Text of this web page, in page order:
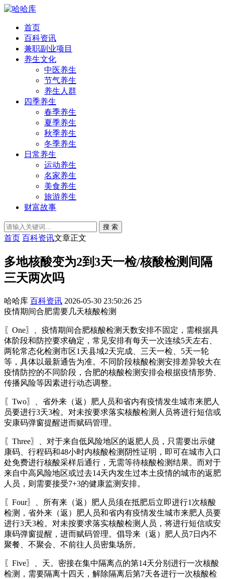
首页
百科资讯
兼职副业项目
养生文化
中医养生
节气养生
养生人群
四季养生
春季养生
夏季养生
秋季养生
冬季养生
日常养生
运动养生
名家养生
美食养生
旅游养生
财富故事
搜 索
首页 百科资讯文章正文
多地核酸变为2到3天一检/核酸检测间隔
三天两次吗
哈哈库 百科资讯 2026-05-30 23:50:26 25
疫情期间合肥需要几天核酸检测
〖One〗、疫情期间合肥核酸检测天数安排不固定，需根据具
体阶段和防控要求确定，常见安排有每天一次连续5天左右、
两轮常态化检测市区1天县域2天完成、三天一检、5天一轮
等，具体以最新通告为准。不同阶段核酸检测安排差异较大在
疫情防控的不同阶段，合肥的核酸检测安排会根据疫情形势、
传播风险等因素进行动态调整。
〖Two〗、省外来（返）肥人员和省内有疫情发生城市来肥人
员要进行3天3检。对未按要求落实核酸检测人员将进行短信或
安康码弹窗提醒进而赋码管理。
〖Three〗、对于来自低风险地区的返肥人员，只需要出示健
康码、行程码和48小时内核酸检测阴性证明，即可在城市入口
处免费进行核酸采样后通行，无需等待核酸检测结果。而对于
来自中高风险地区或过去14天内发生过本土疫情的城市的返肥
人员，则需要接受7+3的健康监测安排。
〖Four〗、所有来（返）肥人员须在抵肥后立即进行1次核酸
检测，省外来（返）肥人员和省内有疫情发生城市来肥人员要
进行3天3检。对未按要求落实核酸检测人员，将进行短信或安
康码弹窗提醒，进而赋码管理。倡导来（返）肥人员7日内不
聚餐、不聚会、不前往人员密集场所。
〖Five〗、天。密接在集中隔离点的第14天分别进行一次核酸
检测，需要隔离十四天，解除隔离后第7天各进行一次核酸检